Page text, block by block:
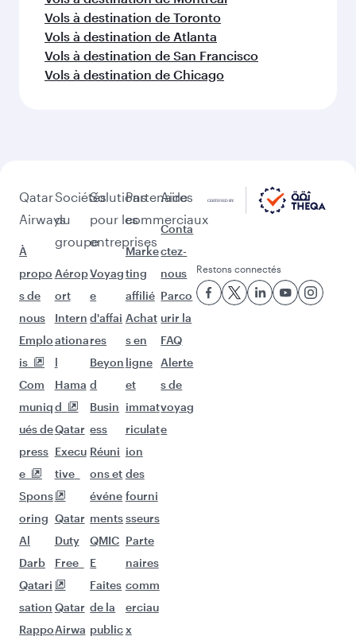
Vols à destination de Toronto
Vols à destination de Atlanta
Vols à destination de San Francisco
Vols à destination de Chicago
Qatar
Airways
À
propo
s de
nous
Emplo
is
Com
muniq
ués de
press
e
Spons
oring
Al
Darb
Qatari
sation
Rappo
Sociétés
du
groupe
Aérop
ort
Intern
ationa
l
Hama
d
Qatar
Execu
tive
Qatar
Duty
Free
Qatar
Airwa
Solutions
pour les
entreprises
Voyag
e
d'affai
res
Beyon
d
Busin
ess
Réuni
ons et
événe
ments
QMIC
E
Faites
de la
public
Partenaires
commerciaux
Marke
ting
affilié
Achat
s en
ligne
et
immat
riculat
ion
des
fourni
sseurs
Parte
naires
comm
erciau
x
Aide
Conta
ctez-
nous
Parco
urir la
FAQ
Alerte
s de
voyag
e
Restons connectés